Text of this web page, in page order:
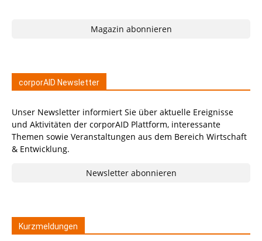
Magazin abonnieren
corporAID Newsletter
Unser Newsletter informiert Sie über aktuelle Ereignisse
und Aktivitäten der corporAID Plattform, interessante
Themen sowie Veranstaltungen aus dem Bereich Wirtschaft
& Entwicklung.
Newsletter abonnieren
Kurzmeldungen